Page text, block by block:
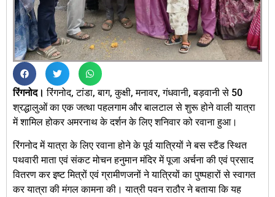
रिंगनोद।रिंगनोद, टांडा, बाग, कुक्षी, मनावर, गंधवानी, बड़वानी से 50
श्रद्धालुओं का एक जत्था पहलगाम और बालटाल से शुरू होने वाली यात्रा
में शामिल होकर अमरनाथ के दर्शन के लिए शनिवार को रवाना हुआ।
रिंगनोद में यात्रा के लिए रवाना होने के पूर्व यात्रियों ने बस स्टैंड स्थित
पथवारी माता एवं संकट मोचन हनुमान मंदिर में पूजा अर्चना की एवं प्रसाद
वितरण कर इष्ट मित्रों एवं ग्रामीणजनों ने यात्रियों का पुष्पहारों से स्वागत
कर यात्रा की मंगल कामना की। यात्री पवन राठौर ने बताया कि यह